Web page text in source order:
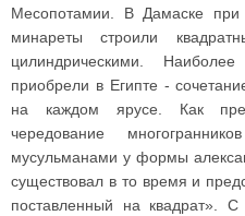
Месопотамии. В Дамаске
минареты строили
цилиндрическими.
приобрели в Египте -
на каждом ярусе. Как
чередование
мусульманами у формы
существовал в то время и
поставленный на квадрат».